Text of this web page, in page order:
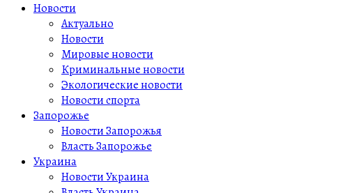
Новости
Актуально
Новости
Мировые новости
Криминальные новости
Экологические новости
Новости спорта
Запорожье
Новости Запорожья
Власть Запорожье
Украина
Новости Украина